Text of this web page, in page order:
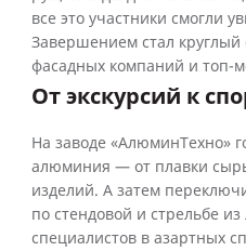
все это участники смогли
Завершением стал круглый
фасадных компаний и топ-
От экскурсий к
На заводе «АлюминТехно»
алюминия — от плавки
изделий. А затем
по стендовой и стрельбе
специалистов в азартных